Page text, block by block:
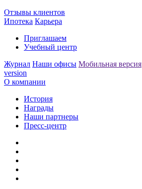
Отзывы клиентов
Ипотека Карьера
Приглашаем
Учебный центр
Журнал Наши офисы Мобильная версия
version
О компании
История
Награды
Наши партнеры
Пресс-центр